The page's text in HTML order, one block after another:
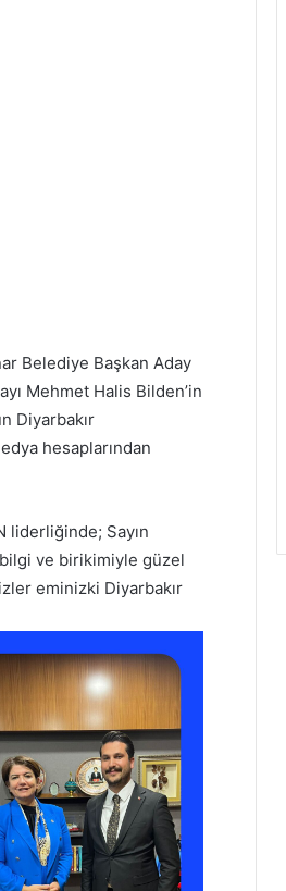
Belediye Başkan Aday
Mehmet Halis Bilden’in
Diyarbakır
hesaplarından
liderliğinde; Sayın
bilgi ve birikimiyle güzel
eminizki Diyarbakır